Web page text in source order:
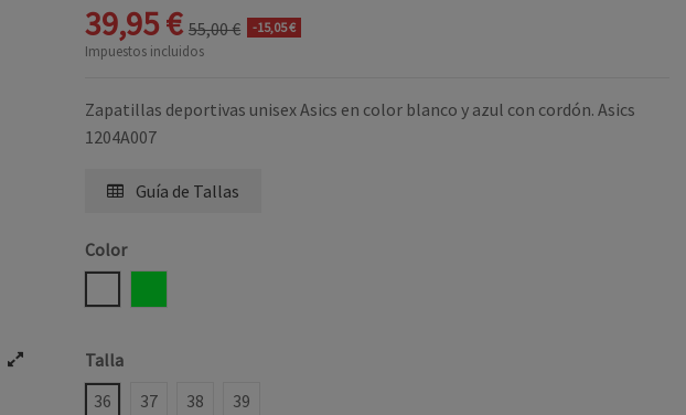
39,95 € 55,00 € -15,05 €
Impuestos incluidos
Zapatillas deportivas unisex Asics en color blanco y azul con cordón. Asics
1204A007
Guía de Tallas
Color
Talla
36
37 38 39